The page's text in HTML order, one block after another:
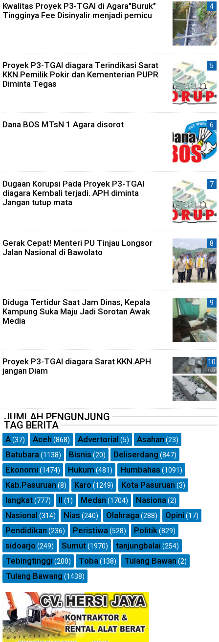
Kwalitas Proyek P3-TGAI di Agara"Buruk"
Tingginya Fee Disinyalir menjadi pemicu
Proyek P3-TGAI diagara Terindikasi Sarat
KKN.Pemilik Pokir dan Kementerian PUPR
Diminta Tegas
Dana BOS MTsN 1 Agara disorot
Dugaan Korupsi Pada Proyek P3-TGAI
diagara Kembali terjadi. APH diminta
Jangan tutup mata
Gerak Cepat! Menteri PU Tinjau Longsor
Jalan Nasional di Bawolato
Diduga Tertidur Saat Jam Dinas, Kepala
Kampung Suka Maju Jadi Sorotan Awak
Media
Proyek P3-TGAI diagara Sarat KKN.APH
jangan Diam
JUMLAH PENGUNJUNG
TAG BERITA
A(37) Aceh (868) Advertorial (5) Asahan (23)
Batubara (1138) Bisnis (20) Deliserdang (847)
Ekonomi (1474) Hukum (481) Humbahas (1091)
Kab.Pasuruan (8) Karo (1249) Kota Pasuruan (3)
langkat(777) ll (1) Medan (1704) Nasiona (2)
Nasional (314) Nias (240) Olahraga (288) Opini (17)
Pendidikan (236) Peristiwa (528) Politik(829)
sidoarjo (249) Sumut(1970) tanjungbalai (254)
Tebingtinggi (200) Toba (138) Tulang Bawan (2)
Tulang Bawang (1438)